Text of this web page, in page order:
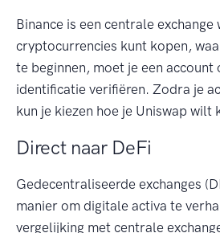
Binance is een centrale
cryptocurrencies kunt kopen,
te beginnen, moet je een account
identificatie verifiëren. Zodra je
kun je kiezen hoe je Uniswap wilt
Direct naar DeFi
Gedecentraliseerde exchanges
manier om digitale activa te
vergelijking met centrale